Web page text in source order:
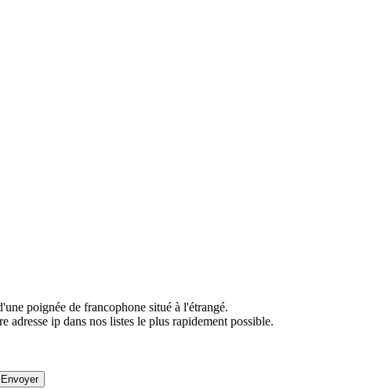
poignée de francophone situé à l'étrangé.
ip dans nos listes le plus rapidement possible.